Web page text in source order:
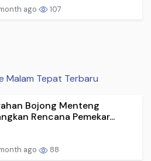
ago 107
Malam Tepat Terbaru
Bojong Menteng
Rencana Pemekar...
ago 88